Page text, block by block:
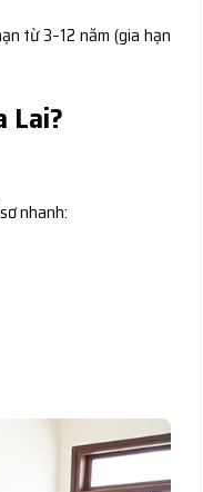
từ 3–12 năm (gia hạn
Lai?
nhanh: